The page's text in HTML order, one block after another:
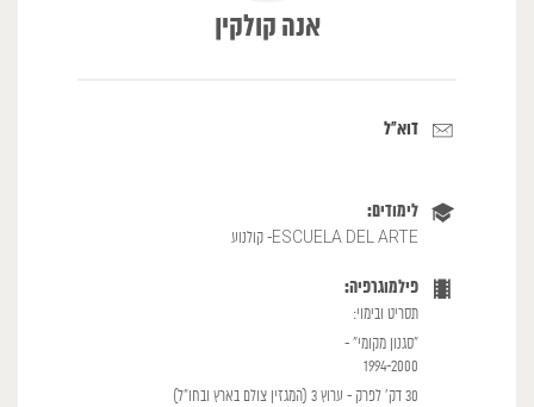
אנה קולקין
דוא"ל
לימודים:
ESCUELA DEL ARTE- קולנוע
פילמוגרפיה:
תסריט ובימוי:
"סגנון מקומי" -
1994-2000
30 דק' לפרק - ערוץ 3 (המגזין צולם בארץ ובחו"ל)